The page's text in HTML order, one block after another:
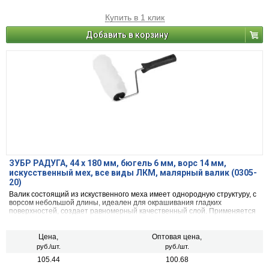
Купить в 1 клик
Добавить в корзину
ЗУБР РАДУГА, 44 х 180 мм, бюгель 6 мм, ворс 14 мм,
искусственный мех, все виды ЛКМ, малярный валик (0305-
20)
Валик состоящий из искуственного меха имеет однородную структуру, с
ворсом небольшой длины, идеален для окрашивания гладких
поверхностей, создает равномерный качественный слой. Применяется
Цена,
руб./шт.
Оптовая цена,
руб./шт.
105.44 100.68